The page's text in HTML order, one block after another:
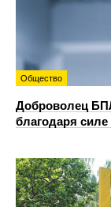
Общество
Доброволец
благодаря